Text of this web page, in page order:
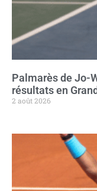
Palmarès de Jo-
résultats en
2 août 2026